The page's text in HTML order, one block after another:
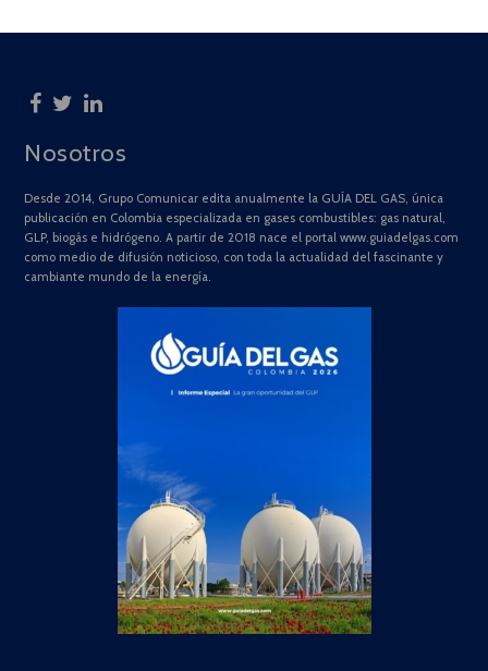
Nosotros
Desde 2014, Grupo Comunicar edita anualmente la GUÍA DEL GAS, única
publicación en Colombia especializada en gases combustibles: gas natural,
GLP, biogás e hidrógeno. A partir de 2018 nace el portal www.guiadelgas.com
como medio de difusión noticioso, con toda la actualidad del fascinante y
cambiante mundo de la energía.